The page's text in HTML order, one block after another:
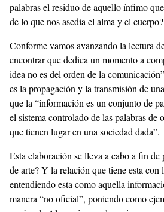
palabras el residuo de aquello ínfimo
de lo que nos asedia el alma y el cuerpo?
Conforme vamos avanzando la lectura
encontrar que dedica un momento a
idea no es del orden de la
es la propagación y la transmisión de
que la “información es un conjunto de
el sistema controlado de las palabras de
que tienen lugar en una sociedad dada”.
Esta elaboración se lleva a cabo a fin de
de arte? Y la relación que tiene esta con
entendiendo esta como aquella
manera “no oficial”, poniendo como